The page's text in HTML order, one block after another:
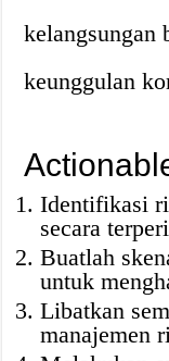
kelangsungan
keunggulan
Identifikasi
secara
Buatlah
untuk
Libatkan
manajemen